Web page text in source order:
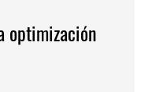
optimización